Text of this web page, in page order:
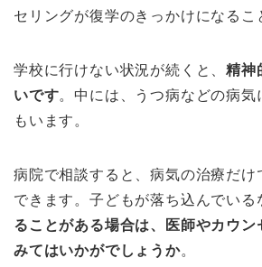
セリングが復学のきっかけになるこ
学校に行けない状況が続くと、精神
いです。中には、うつ病などの病気
もいます。
病院で相談すると、病気の治療だけ
できます。子どもが落ち込んでいる
ることがある場合は、医師やカウン
みてはいかがでしょうか。